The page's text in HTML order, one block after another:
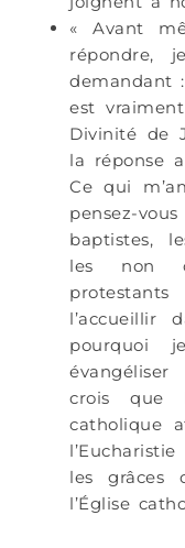
« Avant
répondre,
demandant
est
Divinité de
la réponse
Ce qui
pensez-
baptistes,
les non
l’accueillir
pourquoi
crois que
catholique
les grâces
l’Église